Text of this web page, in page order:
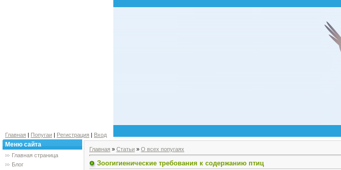
Главная | Попугаи | Регистрация | Вход
Меню сайта
Главная страница
Блог
Главная » Статьи » О всех попугаях
Зоогигиенические требования к содержанию птиц